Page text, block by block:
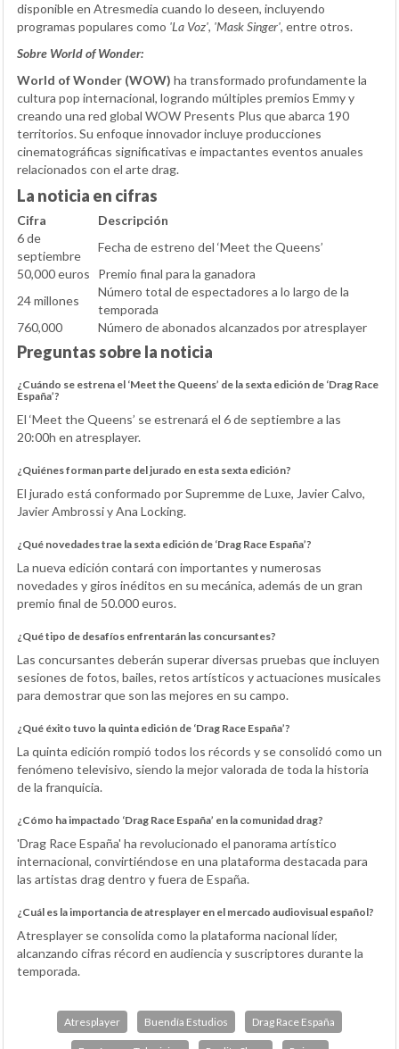
disponible en Atresmedia cuando lo deseen, incluyendo
programas populares como 'La Voz', 'Mask Singer', entre otros.
Sobre World of Wonder:
World of Wonder (WOW) ha transformado profundamente la
cultura pop internacional, logrando múltiples premios Emmy y
creando una red global WOW Presents Plus que abarca 190
territorios. Su enfoque innovador incluye producciones
cinematográficas significativas e impactantes eventos anuales
relacionados con el arte drag.
La noticia en cifras
Cifra
Descripción
6 de
septiembre
Fecha de estreno del ‘Meet the Queens’
50,000 euros
Premio final para la ganadora
24 millones
Número total de espectadores a lo largo de la
temporada
760,000
Número de abonados alcanzados por atresplayer
Preguntas sobre la noticia
¿Cuándo se estrena el ‘Meet the Queens’ de la sexta edición de ‘Drag Race
España’?
El ‘Meet the Queens’ se estrenará el 6 de septiembre a las
20:00h en atresplayer.
¿Quiénes forman parte del jurado en esta sexta edición?
El jurado está conformado por Supremme de Luxe, Javier Calvo,
Javier Ambrossi y Ana Locking.
¿Qué novedades trae la sexta edición de ‘Drag Race España’?
La nueva edición contará con importantes y numerosas
novedades y giros inéditos en su mecánica, además de un gran
premio final de 50.000 euros.
¿Qué tipo de desafíos enfrentarán las concursantes?
Las concursantes deberán superar diversas pruebas que incluyen
sesiones de fotos, bailes, retos artísticos y actuaciones musicales
para demostrar que son las mejores en su campo.
¿Qué éxito tuvo la quinta edición de ‘Drag Race España’?
La quinta edición rompió todos los récords y se consolidó como un
fenómeno televisivo, siendo la mejor valorada de toda la historia
de la franquicia.
¿Cómo ha impactado ‘Drag Race España’ en la comunidad drag?
'Drag Race España' ha revolucionado el panorama artístico
internacional, convirtiéndose en una plataforma destacada para
las artistas drag dentro y fuera de España.
¿Cuál es la importancia de atresplayer en el mercado audiovisual español?
Atresplayer se consolida como la plataforma nacional líder,
alcanzando cifras récord en audiencia y suscriptores durante la
temporada.
Atresplayer Buendía Estudios Drag Race España